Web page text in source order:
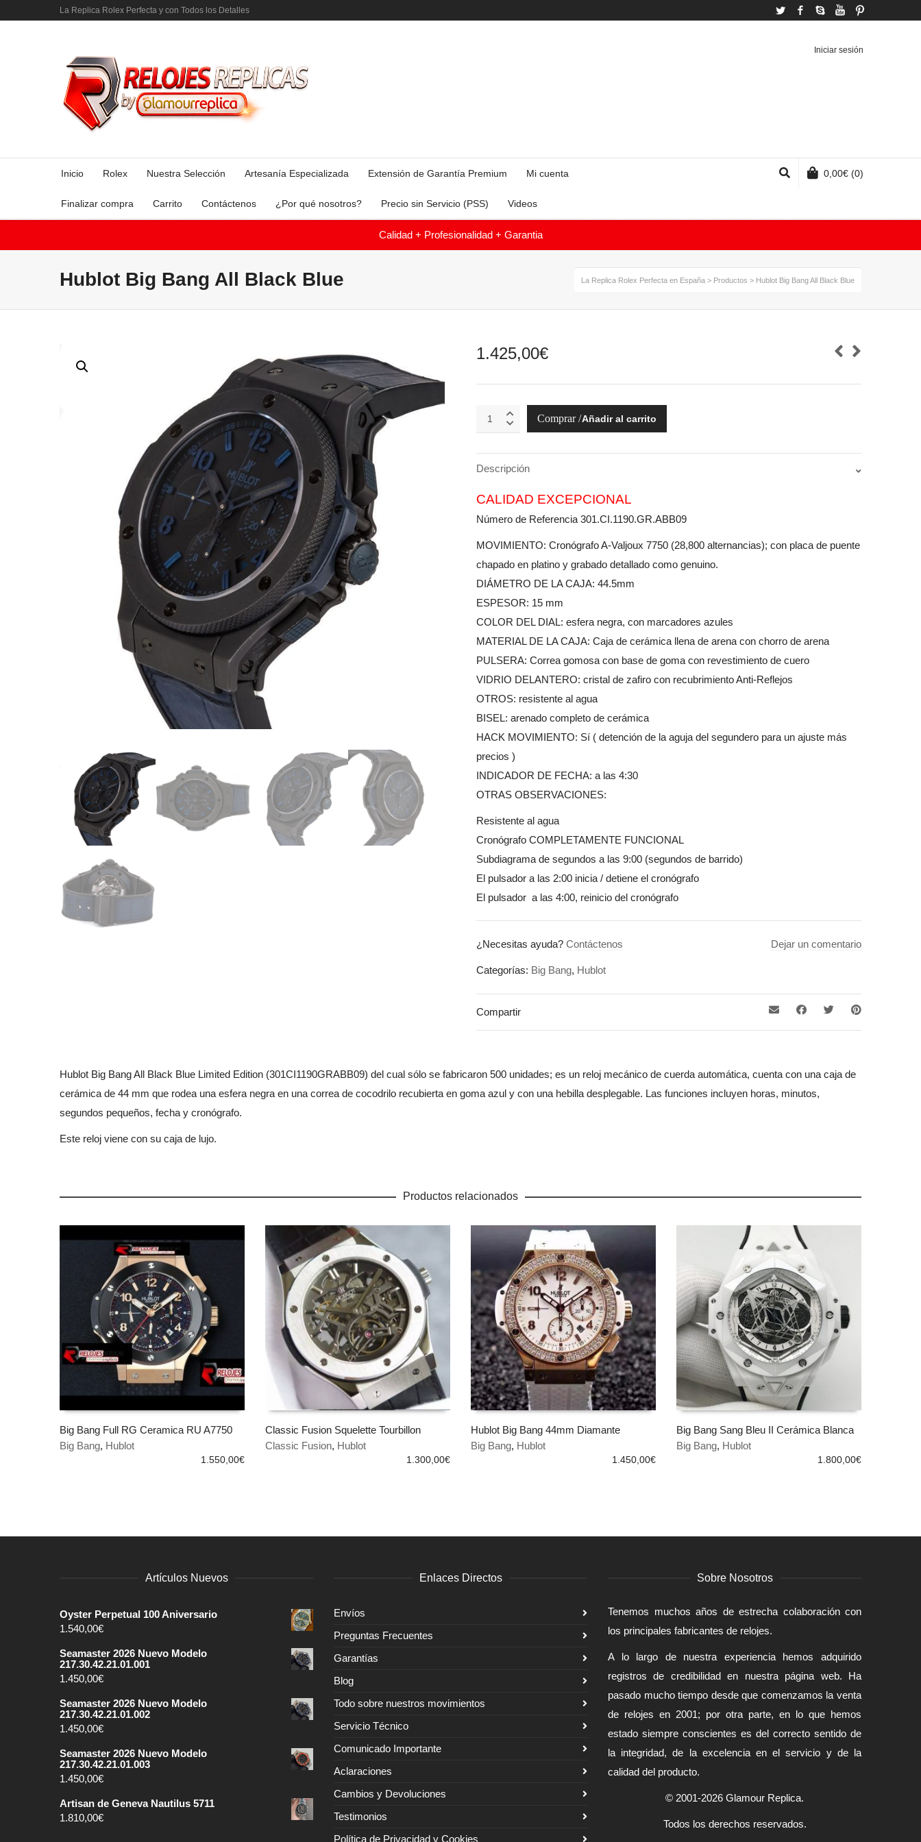
La Replica Rolex Perfecta y con Todos los Detalles Twitter Facebook
Skype YouTube
Iniciar sesión
Inicio Rolex Nuestra Selección Artesanía Especializada Extensión de Garantía Premium Mi cuenta
Finalizar compra Carrito Contáctenos ¿Por qué nosotros? Precio sin Servicio (PSS) Videos
0,00€ (0)
Calidad + Profesionalidad + Garantia
Hublot Big Bang All Black Blue La Replica Rolex Perfecta en España > Productos > Hublot Big Bang All Black Blue
1.425,00€
Big
All
Black
quantity
Añadir al carrito
Descripción
CALIDAD EXCEPCIONAL
Número de Referencia 301.CI.1190.GR.ABB09
MOVIMIENTO: Cronógrafo A-Valjoux 7750 (28,800 alternancias); con placa de puente
chapado en platino y grabado detallado como genuino.
DIÁMETRO DE LA CAJA: 44.5mm
ESPESOR: 15 mm
COLOR DEL DIAL: esfera negra, con marcadores azules
MATERIAL DE LA CAJA: Caja de cerámica llena de arena con chorro de arena
PULSERA: Correa gomosa con base de goma con revestimiento de cuero
VIDRIO DELANTERO: cristal de zafiro con recubrimiento Anti-Reflejos
OTROS: resistente al agua
BISEL: arenado completo de cerámica
HACK MOVIMIENTO: Sí ( detención de la aguja del segundero para un ajuste más
precios )
INDICADOR DE FECHA: a las 4:30
OTRAS OBSERVACIONES:
Resistente al agua
Cronógrafo COMPLETAMENTE FUNCIONAL
Subdiagrama de segundos a las 9:00 (segundos de barrido)
El pulsador a las 2:00 inicia / detiene el cronógrafo
El pulsador a las 4:00, reinicio del cronógrafo
¿Necesitas ayuda?Contáctenos Dejar un comentario
Categorías: Big Bang, Hublot
Compartir
Hublot Big Bang All Black Blue Limited Edition (301CI1190GRABB09) del cual sólo se fabricaron 500 unidades; es un reloj mecánico de cuerda automática, cuenta con una caja de
cerámica de 44 mm que rodea una esfera negra en una correa de cocodrilo recubierta en goma azul y con una hebilla desplegable. Las funciones incluyen horas, minutos,
segundos pequeños, fecha y cronógrafo.
Este reloj viene con su caja de lujo.
Productos relacionados
AÑADIR AL CARRITO
Big Bang Full RG Ceramica RU A7750
Big Bang, Hublot
1.550,00€
AÑADIR AL CARRITO
Classic Fusion Squelette Tourbillon
Classic Fusion, Hublot
1.300,00€
AÑADIR AL CARRITO
Hublot Big Bang 44mm Diamante
Big Bang, Hublot
1.450,00€
AÑADIR AL CARRITO
Big Bang Sang Bleu II Cerámica Blanca
Big Bang, Hublot
1.800,00€
Artículos Nuevos
Oyster Perpetual 100 Aniversario
1.540,00€
Seamaster 2026 Nuevo Modelo
217.30.42.21.01.001
1.450,00€
Seamaster 2026 Nuevo Modelo
217.30.42.21.01.002
1.450,00€
Seamaster 2026 Nuevo Modelo
217.30.42.21.01.003
1.450,00€
Artisan de Geneva Nautilus 5711
1.810,00€
Enlaces Directos
Envíos
Preguntas Frecuentes
Garantías
Blog
Todo sobre nuestros movimientos
Servicio Técnico
Comunicado Importante
Aclaraciones
Cambios y Devoluciones
Testimonios
Política de Privacidad y Cookies
Sobre Nosotros
Tenemos muchos años de estrecha colaboración con
los principales fabricantes de relojes.
A lo largo de nuestra experiencia hemos adquirido
registros de credibilidad en nuestra página web. Ha
pasado mucho tiempo desde que comenzamos la venta
de relojes en 2001; por otra parte, en lo que hemos
estado siempre conscientes es del correcto sentido de
la integridad, de la excelencia en el servicio y de la
calidad del producto.
© 2001-2026 Glamour Replica.
Todos los derechos reservados.